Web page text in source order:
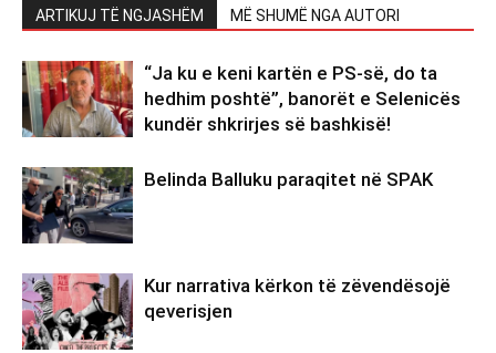
ARTIKUJ TË NGJASHËM MË SHUMË NGA AUTORI
“Ja ku e keni kartën e PS-së, do ta
hedhim poshtë”, banorët e Selenicës
kundër shkrirjes së bashkisë!
Belinda Balluku paraqitet në SPAK
Kur narrativa kërkon të zëvendësojë
qeverisjen